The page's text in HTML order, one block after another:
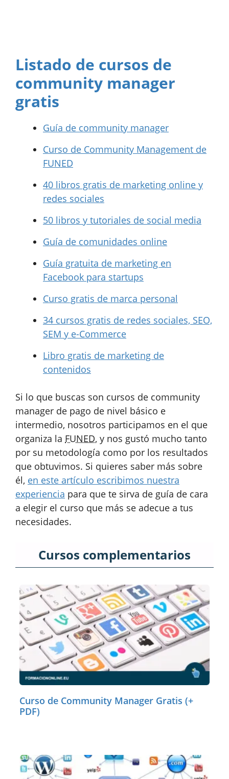
Listado de cursos de
community manager
gratis
Guía de community manager
Curso de Community Management de
FUNED
40 libros gratis de marketing online y
redes sociales
50 libros y tutoriales de social media
Guía de comunidades online
Guía gratuita de marketing en
Facebook para startups
Curso gratis de marca personal
34 cursos gratis de redes sociales, SEO,
SEM y e-Commerce
Libro gratis de marketing de
contenidos
Si lo que buscas son cursos de community
manager de pago de nivel básico e
intermedio, nosotros participamos en el que
organiza la FUNED, y nos gustó mucho tanto
por su metodología como por los resultados
que obtuvimos. Si quieres saber más sobre
él, en este artículo escribimos nuestra
experiencia para que te sirva de guía de cara
a elegir el curso que más se adecue a tus
necesidades.
Cursos complementarios
Curso de Community Manager Gratis (+
PDF)